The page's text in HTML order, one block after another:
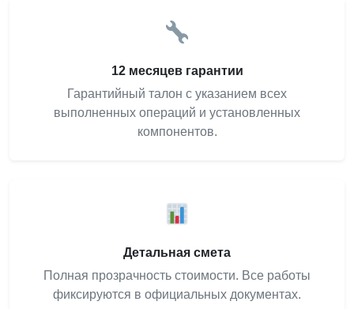
12 месяцев гарантии
Гарантийный талон с указанием всех
выполненных операций и установленных
компонентов.
Детальная смета
Полная прозрачность стоимости. Все работы
фиксируются в официальных документах.